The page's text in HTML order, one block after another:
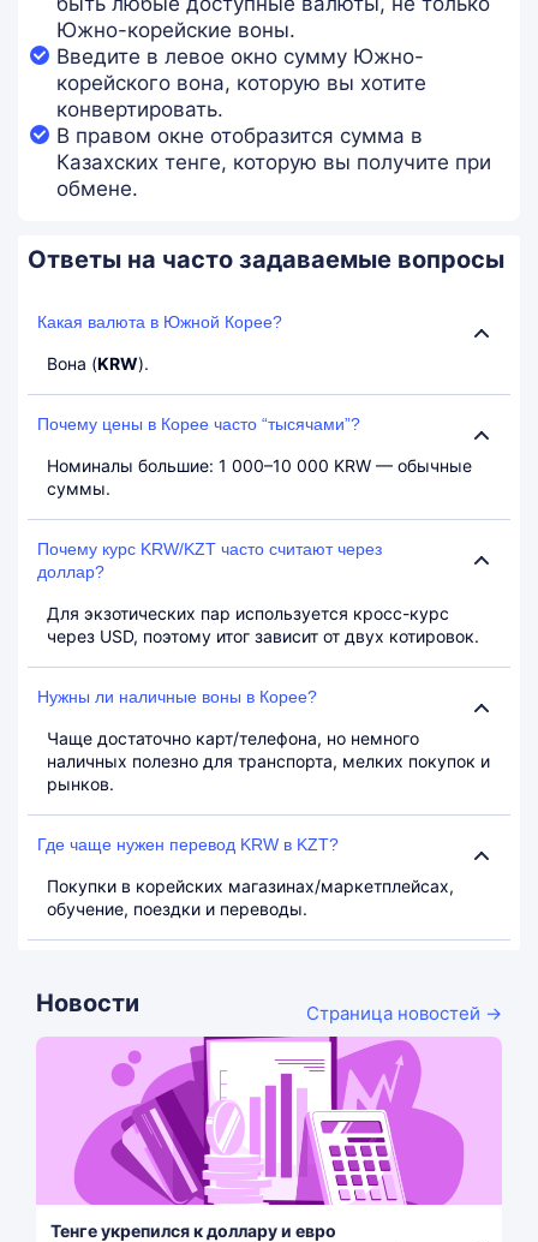
Южно-корейские воны.
Введите в левое окно сумму Южно-
корейского вона, которую вы хотите
конвертировать.
В правом окне отобразится сумма в
Казахских тенге, которую вы получите при
обмене.
Ответы на часто задаваемые вопросы
Какая валюта в Южной Корее?
Вона (KRW).
Почему цены в Корее часто “тысячами”?
Номиналы большие: 1 000–10 000 KRW — обычные
суммы.
Почему курс KRW/KZT часто считают через
доллар?
Для экзотических пар используется кросс-курс
через USD, поэтому итог зависит от двух котировок.
Нужны ли наличные воны в Корее?
Чаще достаточно карт/телефона, но немного
наличных полезно для транспорта, мелких покупок и
рынков.
Где чаще нужен перевод KRW в KZT?
Покупки в корейских магазинах/маркетплейсах,
обучение, поездки и переводы.
Новости Страница новостей →
Тенге укрепился к доллару и евро